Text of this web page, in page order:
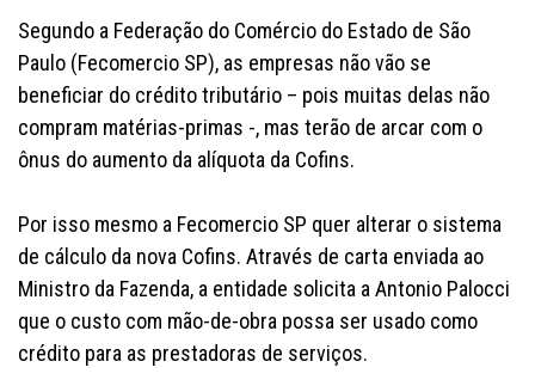
Segundo a Federação do Comércio do Estado de São
Paulo (Fecomercio SP), as empresas não vão se
beneficiar do crédito tributário – pois muitas delas não
compram matérias-primas -, mas terão de arcar com o
ônus do aumento da alíquota da Cofins.
Por isso mesmo a Fecomercio SP quer alterar o sistema
de cálculo da nova Cofins. Através de carta enviada ao
Ministro da Fazenda, a entidade solicita a Antonio Palocci
que o custo com mão-de-obra possa ser usado como
crédito para as prestadoras de serviços.